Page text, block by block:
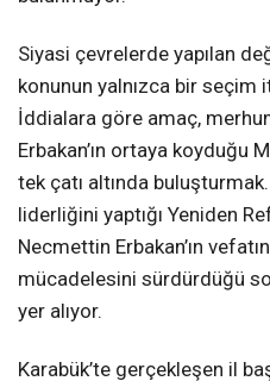
Siyasi çevrelerde yapılan
konunun yalnızca bir seçim
İddialara göre amaç,
Erbakan’ın ortaya koyduğu
tek çatı altında
liderliğini yaptığı Yeniden
Necmettin Erbakan’ın
mücadelesini sürdürdüğü
yer alıyor.
Karabük’te gerçekleşen il